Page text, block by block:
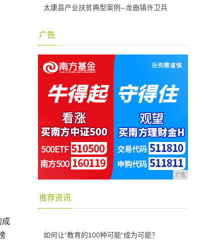
太康县产业扶贫典型案例--龙曲镇许卫兵
广告
广告
推荐资讯
如何让“教育的100种可能“成为可能？